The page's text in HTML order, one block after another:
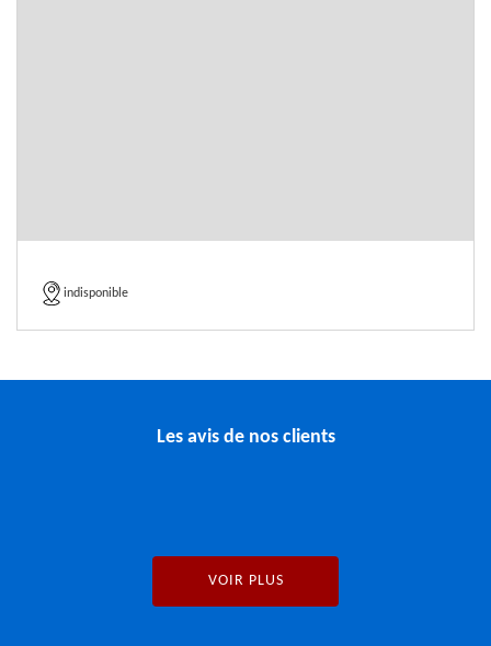
indisponible
Les avis de nos clients
VOIR PLUS